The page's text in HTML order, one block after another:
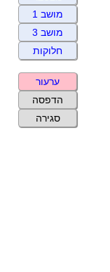
מושב 1
מושב 3
חלוקות
ערעור
הדפסה
סגירה